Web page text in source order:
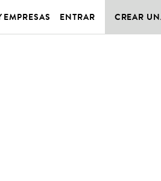
EMPRESAS ENTRAR CREAR